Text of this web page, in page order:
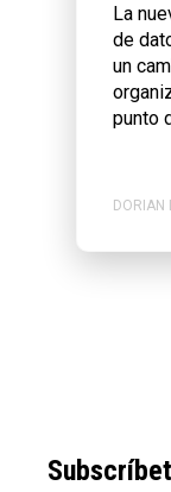
La
de
un
punto
DORIAN